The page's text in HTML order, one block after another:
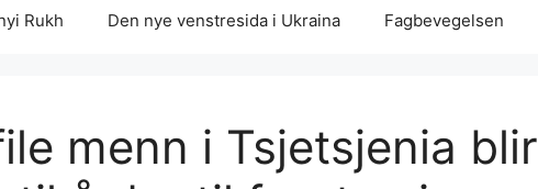
Rukh Den nye venstresida i Ukraina Fagbevegelsen
menn i Tsjetsjenia blir